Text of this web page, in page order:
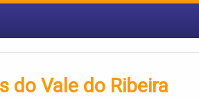
do Vale do Ribeira